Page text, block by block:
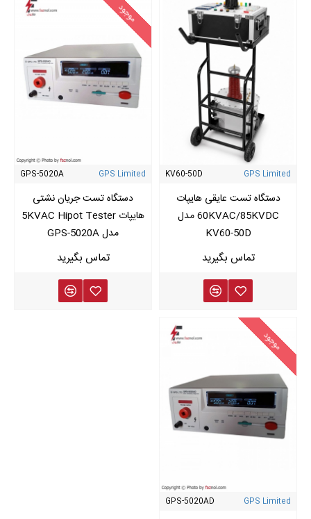
در طول انجام تست Hi‑Pot، پارامترهای زیر بررسی و کنترل می‌شوند:
جریان نشتی (Leakage Current)
زمان اعمال ولتاژ (Test Time / Dwell Time)
نرخ افزایش ولتاژ (Ramp Up Rate)
حد آستانه شکست (Trip Current / Arc Level)
وضعیت PASS / FAIL
این پارامترها امکان قضاوت دقیق درباره کیفیت عایق را فراهم
می‌کنند.
شرایط محیطی مؤثر بر نتیجه تست
نتایج تست Hi‑Pot به‌شدت تحت تأثیر عوامل زیر قرار دارد:
رطوبت محیط
دما
ارتفاع از سطح دریا
استانداردهای مرتبط با تست Hi‑Pot
تست Hi‑Pot معمولاً بر اساس استانداردهای بین‌المللی زیر انجام
می‌شود:
IEC 60335– ایمنی لوازم الکتریکی
IEC 61010 – تجهیزات اندازه‌گیری و آزمایشگاهی
GPS Limited
KV60-50D
دستگاه تست عایقی هایپات
60KVAC/85KVDC مدل
KV60-50D
موجود
GPS Limited
GPS-5020A
دستگاه تست جریان نشتی
هایپات 5KVAC Hipot Tester
مدل GPS-5020A
موجود
GPS Limited
GPS-5020AD